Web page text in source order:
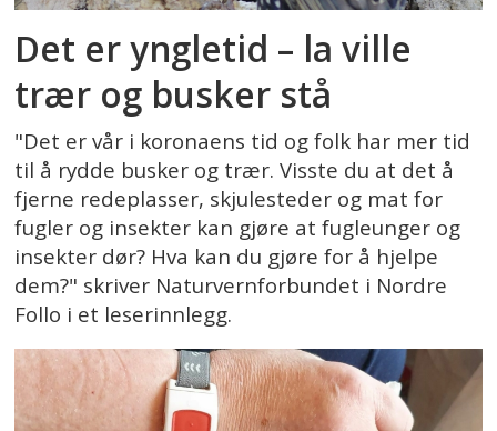
Det er yngletid – la ville
trær og busker stå
"Det er vår i koronaens tid og folk har mer tid
til å rydde busker og trær. Visste du at det å
fjerne redeplasser, skjulesteder og mat for
fugler og insekter kan gjøre at fugleunger og
insekter dør? Hva kan du gjøre for å hjelpe
dem?" skriver Naturvernforbundet i Nordre
Follo i et leserinnlegg.